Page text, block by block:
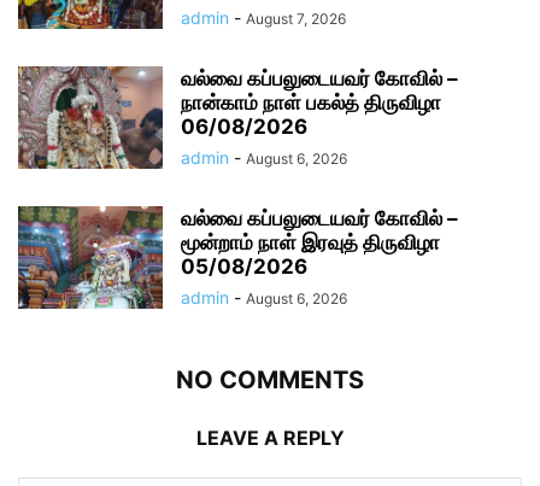
admin - August 7, 2026
வல்வை கப்பலுடையவர் கோவில் –
நான்காம் நாள் பகல்த் திருவிழா
06/08/2026
admin - August 6, 2026
வல்வை கப்பலுடையவர் கோவில் –
மூன்றாம் நாள் இரவுத் திருவிழா
05/08/2026
admin - August 6, 2026
NO COMMENTS
LEAVE A REPLY